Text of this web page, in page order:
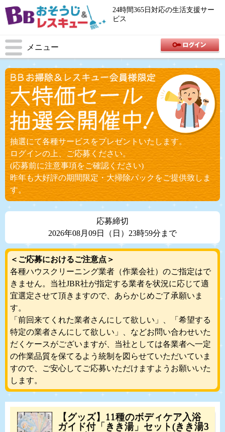
24時間365日対応の生活支援サー
ビス
メニュー
抽選にて各種サービスをプレゼントいたします。
ログインの上、ご応募ください。
(応募前に注意事項をご確認ください)
昨年も大好評の期間限定・大掃除パックをご提供致しま
す。
応募締切
2026年08月09日（日）23時59分まで
＜ご応募におけるご注意点＞
各種ハウスクリーニング業者（作業会社）のご指定はで
きません。当社JBR社が指定する業者を状況に応じて適
宜選定させて頂きますので、あらかじめご了承願いま
す。
「前回来てくれた業者さんにして欲しい」、「希望する
特定の業者さんにして欲しい」、などお問い合わせいた
だくケースがございますが、当社としては各業者へ一定
の作業品質を保てるよう統制を図らせていただいていま
すので、ご安心してご応募いただけますようお願いいた
します。
【グッズ】11種のボディケア入浴
ガイド付「きき湯」セット(きき湯3